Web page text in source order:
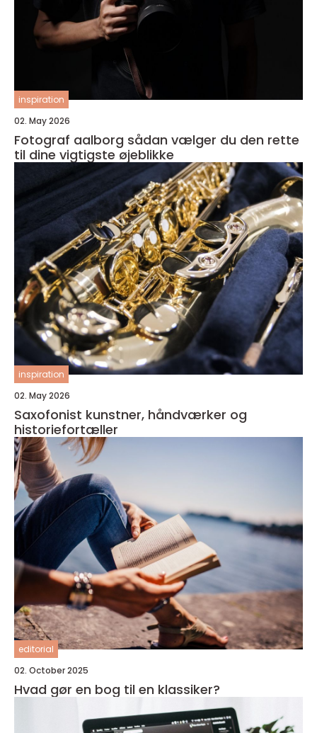
inspiration
02. May 2026
Fotograf aalborg sådan vælger du den rette
til dine vigtigste øjeblikke
inspiration
02. May 2026
Saxofonist kunstner, håndværker og
historiefortæller
editorial
02. October 2025
Hvad gør en bog til en klassiker?